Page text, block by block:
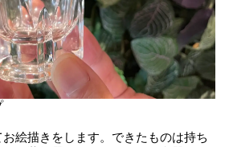
絵描きをします。できたものは持ち